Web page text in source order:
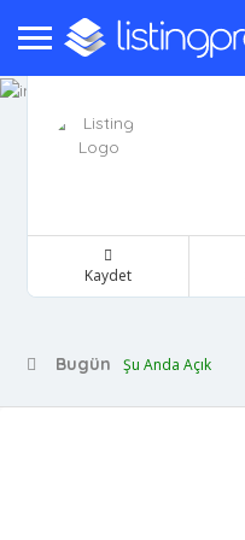
Kaydet
Bugün Şu Anda Açık